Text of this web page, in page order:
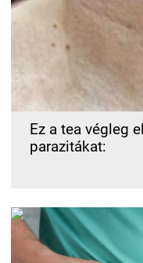
Ez a tea végleg
parazitákat: